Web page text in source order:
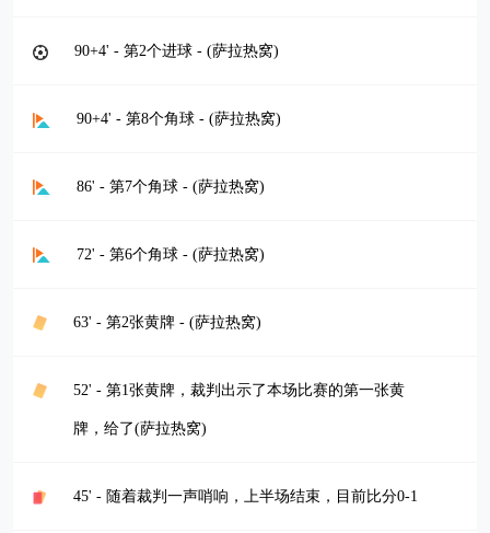
90+4' - 第2个进球 - (萨拉热窝)
90+4' - 第8个角球 - (萨拉热窝)
86' - 第7个角球 - (萨拉热窝)
72' - 第6个角球 - (萨拉热窝)
63' - 第2张黄牌 - (萨拉热窝)
52' - 第1张黄牌，裁判出示了本场比赛的第一张黄
牌，给了(萨拉热窝)
45' - 随着裁判一声哨响，上半场结束，目前比分0-1